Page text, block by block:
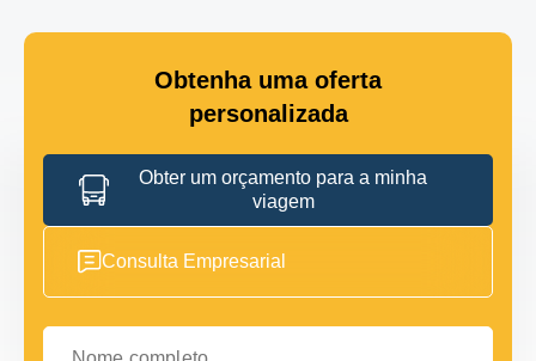
Obtenha uma oferta
personalizada
Obter um orçamento para a minha
viagem
Consulta Empresarial
Nome completo